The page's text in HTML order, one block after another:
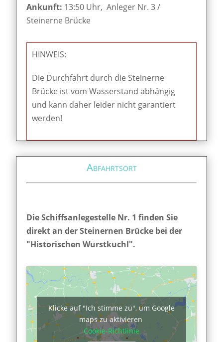
Ankunft: 13:50 Uhr, Anleger Nr. 3 /
Steinerne Brücke
HINWEIS:
Die Durchfahrt durch die Steinerne
Brücke ist vom Wasserstand abhängig
und kann daher leider nicht garantiert
werden!
Abfahrtsort
Die Schiffsanlegestelle Nr. 1 finden Sie
direkt an der Steinernen Brücke bei der
"Historischen Wurstkuchl".
Klicke auf "Ich stimme zu", um Google
maps zu aktivieren
Cookie-Richtlinie